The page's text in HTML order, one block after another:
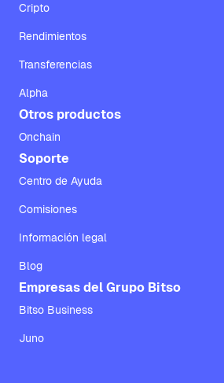
Cripto
Rendimientos
Transferencias
Alpha
Otros productos
Onchain
Soporte
Centro de Ayuda
Comisiones
Información legal
Blog
Empresas del Grupo Bitso
Bitso Business
Juno